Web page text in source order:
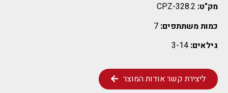
מק"ט: CPZ-328.2
כמות משתתפים:
גילאים:
ליצירת קשר אודות המוצר